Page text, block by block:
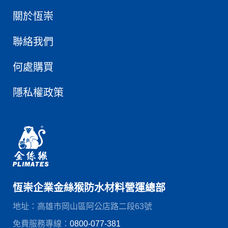
關於恆崇
聯絡我們
何處購買
隱私權政策
恆崇企業金絲猴防水材料營運總部
地址：高雄市岡山區阿公店路二段63號
免費服務專線： 0800-077-381